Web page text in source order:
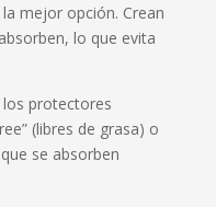
mejor opción. Crean
lo que evita
los protectores
(libres de grasa) o
se absorben